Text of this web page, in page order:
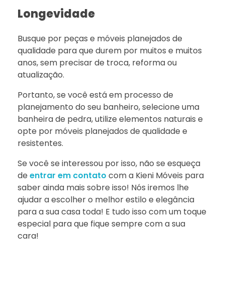
Longevidade
Busque por peças e móveis planejados de
qualidade para que durem por muitos e muitos
anos, sem precisar de troca, reforma ou
atualização.
Portanto, se você está em processo de
planejamento do seu banheiro, selecione uma
banheira de pedra, utilize elementos naturais e
opte por móveis planejados de qualidade e
resistentes.
Se você se interessou por isso, não se esqueça
de entrar em contato com a Kieni Móveis para
saber ainda mais sobre isso! Nós iremos lhe
ajudar a escolher o melhor estilo e elegância
para a sua casa toda! E tudo isso com um toque
especial para que fique sempre com a sua
cara!